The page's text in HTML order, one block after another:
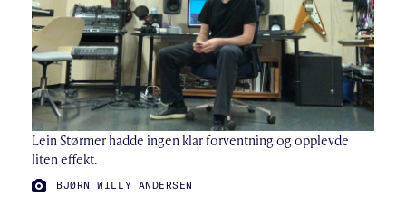
Lein Størmer hadde ingen klar forventning og opplevde
liten effekt.
FOTO:
BJØRN WILLY ANDERSEN